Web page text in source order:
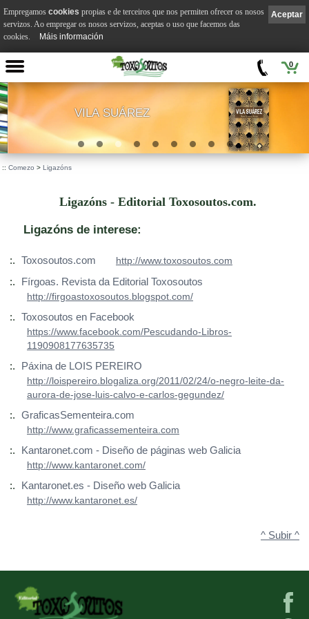
0
VILA SUÁREZ
:: Comezo > Ligazóns
Ligazóns - Editorial Toxosoutos.com.
Ligazóns de interese:
:. Toxosoutos.com
http://www.toxosoutos.com
:.
Fírgoas. Revista da Editorial Toxosoutos
http://firgoastoxosoutos.blogspot.com/
:.
Toxosoutos en Facebook
https://www.facebook.com/Pescudando-Libros-
1190908177635735
:.
Páxina de LOIS PEREIRO
http://loispereiro.blogaliza.org/2011/02/24/o-negro-leite-da-
aurora-de-jose-luis-calvo-e-carlos-gegundez/
:.
GraficasSementeira.com
http://www.graficassementeira.com
:.
Kantaronet.com - Diseño de páginas web Galicia
http://www.kantaronet.com/
:.
Kantaronet.es - Diseño web Galicia
http://www.kantaronet.es/
^ Subir ^
Aceptar
Empregamos cookies propias e de terceiros que nos permiten ofrecer os nosos
servizos. Ao empregar os nosos servizos, aceptas o uso que facemos das
cookies.
Máis información